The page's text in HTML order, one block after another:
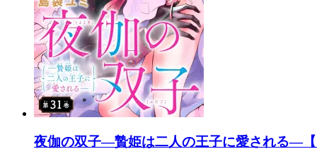
夜伽の双子―贄姫は二人の王子に愛される―【